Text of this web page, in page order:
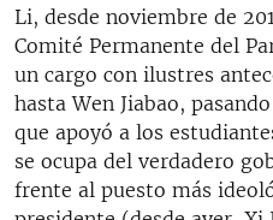
Li, desde noviembre de
Comité Permanente del
un cargo con ilustres
hasta Wen Jiabao,
que apoyó a los
se ocupa del verdadero
frente al puesto más